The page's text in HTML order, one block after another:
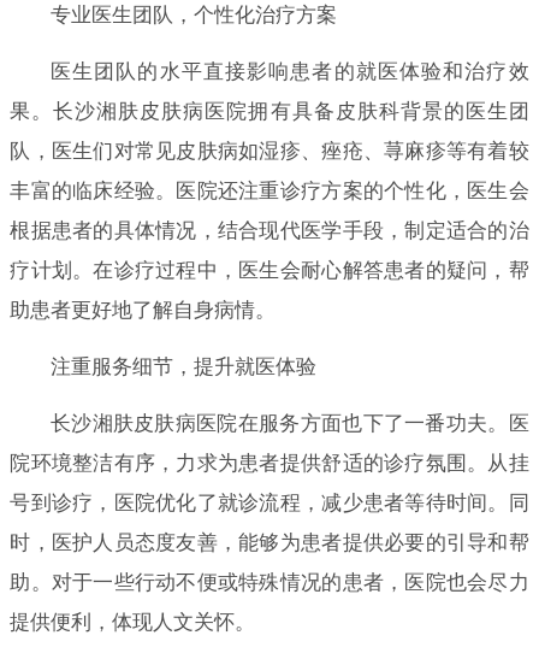
专业医生团队，个性化治疗方案
医生团队的水平直接影响患者的就医体验和治疗效
果。长沙湘肤皮肤病医院拥有具备皮肤科背景的医生团
队，医生们对常见皮肤病如湿疹、痤疮、荨麻疹等有着较
丰富的临床经验。医院还注重诊疗方案的个性化，医生会
根据患者的具体情况，结合现代医学手段，制定适合的治
疗计划。在诊疗过程中，医生会耐心解答患者的疑问，帮
助患者更好地了解自身病情。
注重服务细节，提升就医体验
长沙湘肤皮肤病医院在服务方面也下了一番功夫。医
院环境整洁有序，力求为患者提供舒适的诊疗氛围。从挂
号到诊疗，医院优化了就诊流程，减少患者等待时间。同
时，医护人员态度友善，能够为患者提供必要的引导和帮
助。对于一些行动不便或特殊情况的患者，医院也会尽力
提供便利，体现人文关怀。